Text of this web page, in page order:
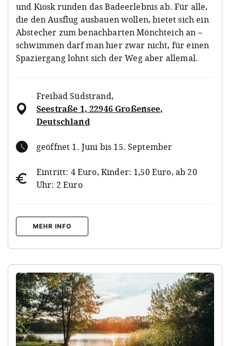
und Kiosk runden das Badeerlebnis ab. Für alle,
die den Ausflug ausbauen wollen, bietet sich ein
Abstecher zum benachbarten Mönchteich an –
schwimmen darf man hier zwar nicht, für einen
Spaziergang lohnt sich der Weg aber allemal.
Freibad Südstrand,
Seestraße 1, 22946 Großensee,
Deutschland
geöffnet 1. Juni bis 15. September
Eintritt: 4 Euro, Kinder: 1,50 Euro, ab 20
Uhr: 2 Euro
MEHR INFO